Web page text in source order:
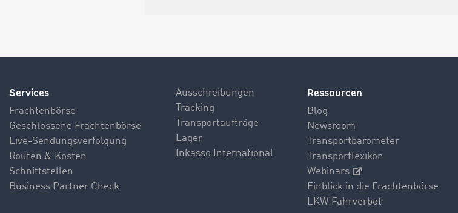
Services
Frachtenbörse
Geschlossene Frachtenbörse
Live-Sendungsverfolgung
Routen & Kosten
Schnittstellen
Business Partner Check
Ausschreibungen
Tracking
Transportaufträge
Lager
Inkasso International
Ressourcen
Blog
Newsroom
Transportbarometer
Transportlexikon
Webinars
Einblick in die Frachtenbörse
LKW Fahrverbot